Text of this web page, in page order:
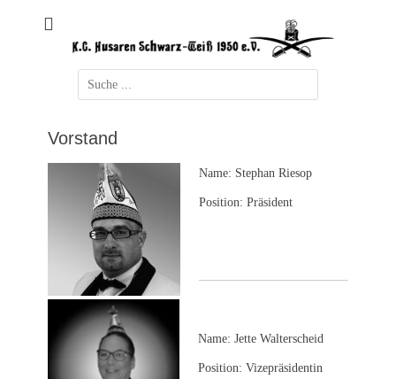
K. G. Husaren
Schwarz-Weiß 1950
Suchen
nach:
Vorstand
Name: Stephan Riesop
Position: Präsident
Name: Jette Walterscheid
Position: Vizepräsidentin